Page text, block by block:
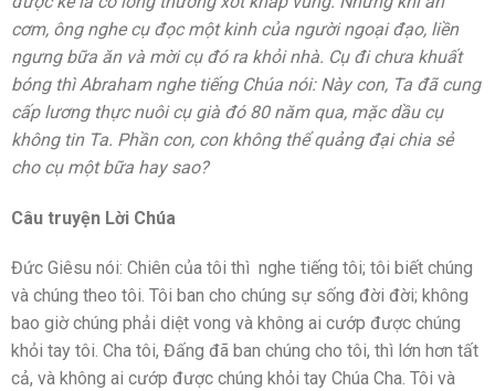
cơm, ông nghe cụ đọc một kinh của người ngoại đạo, liền
ngưng bữa ăn và mời cụ đó ra khỏi nhà. Cụ đi chưa khuất
bóng thì Abraham nghe tiếng Chúa nói: Này con, Ta đã cung
cấp lương thực nuôi cụ già đó 80 năm qua, mặc dầu cụ
không tin Ta. Phần con, con không thể quảng đại chia sẻ
cho cụ một bữa hay sao?
Câu truyện Lời Chúa
Đức Giêsu nói: Chiên của tôi thì nghe tiếng tôi; tôi biết chúng
và chúng theo tôi. Tôi ban cho chúng sự sống đời đời; không
bao giờ chúng phải diệt vong và không ai cướp được chúng
khỏi tay tôi. Cha tôi, Đấng đã ban chúng cho tôi, thì lớn hơn tất
cả, và không ai cướp được chúng khỏi tay Chúa Cha. Tôi và